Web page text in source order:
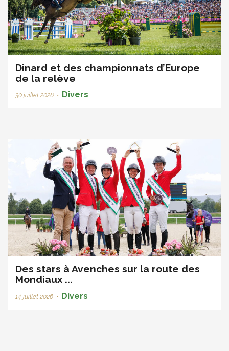
Dinard et des championnats d’Europe
de la relève
30 juillet 2026 • Divers
Des stars à Avenches sur la route des
Mondiaux ...
14 juillet 2026 • Divers